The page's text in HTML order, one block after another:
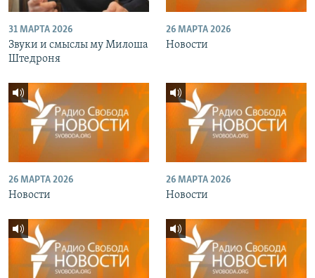
31 МАРТА 2026
Звуки и смыслы му Милоша
Штедроня
26 МАРТА 2026
Новости
26 МАРТА 2026
Новости
26 МАРТА 2026
Новости